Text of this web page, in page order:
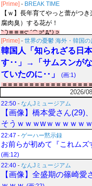
[Prime] - BREAK TIME
【ｗ】長年育てやっと蕾がつ
腐肉臭）する花が！
[Prime] - 世界の憂鬱 海外・韓国の
韓国人「知られざる日
す‥」→「サムスンが
ていたのに‥」
(画:1)
2026/
22:50 - なんJミュージアム
【画像】橋本愛さん(29)
そうｗｗｗwｗｗｗｗｗ
22:47 - ゲーハー黙示録
お前らが初めて『これムズ
(画:12)
22:40 - なんJミュージアム
【画像】全盛期の篠崎